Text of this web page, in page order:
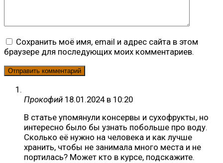
Сохранить моё имя, email и адрес сайта в этом
браузере для последующих моих комментариев.
Прокофий 18.01.2024 в 10:20
В статье упомянули консервы и сухофрукты, но
интересно было бы узнать побольше про воду.
Сколько её нужно на человека и как лучше
хранить, чтобы не занимала много места и не
портилась? Может кто в курсе, подскажите.